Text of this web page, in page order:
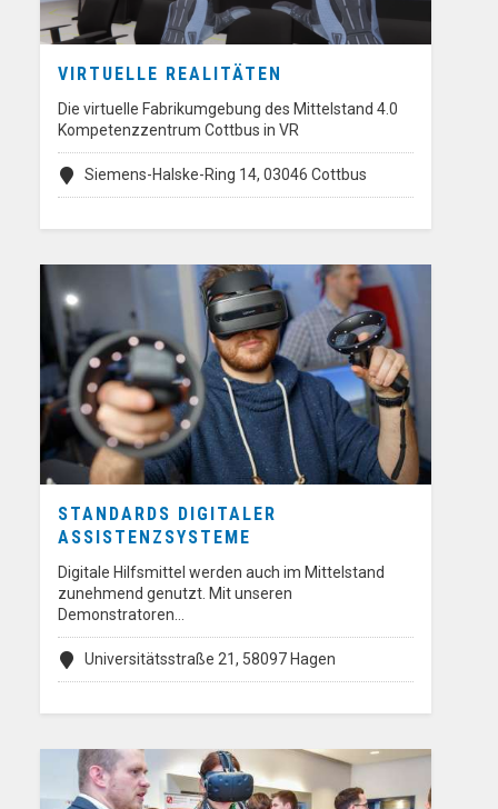
VIRTUELLE REALITÄTEN
Die virtuelle Fabrikumgebung des Mittelstand 4.0
Kompetenzzentrum Cottbus in VR
Siemens-Halske-Ring 14, 03046 Cottbus
STANDARDS DIGITALER
ASSISTENZSYSTEME
Digitale Hilfsmittel werden auch im Mittelstand
zunehmend genutzt. Mit unseren
Demonstratoren…
Universitätsstraße 21, 58097 Hagen